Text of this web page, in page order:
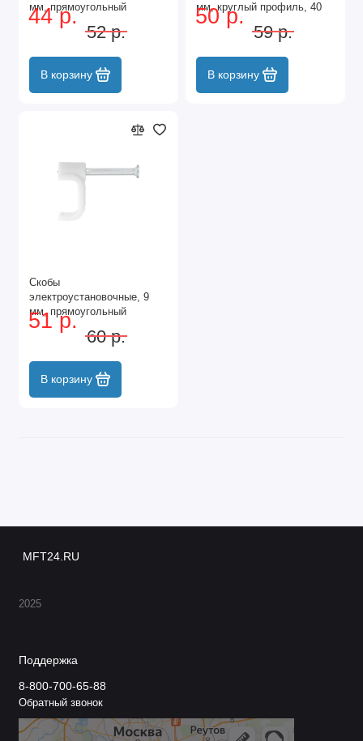
мм, прямоугольный
профиль, 50 шт Сибртех
44 р.
52 р.
В корзину
мм, круглый профиль, 40
шт Сибртех
50 р.
59 р.
В корзину
Скобы
электроустановочные, 9
мм, прямоугольный
профиль, 40 шт Сибртех
51 р.
60 р.
В корзину
MFT24.RU
2025
Поддержка
8-800-700-65-88
Обратный звонок